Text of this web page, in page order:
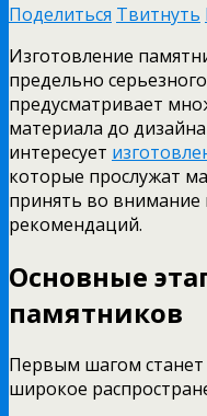
Поделиться Твитнуть
Изготовление
предельно
предусматривает
материала до
интересует
которые прослужат
принять во внимание
рекомендаций.
Основные
памятников
Первым шагом
широкое